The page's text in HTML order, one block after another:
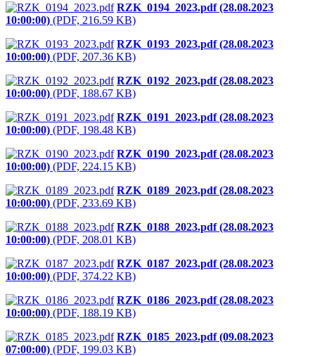
RZK_0194_2023.pdf (28.08.2023
10:00:00) (PDF, 216.59 KB)
RZK_0193_2023.pdf (28.08.2023
10:00:00) (PDF, 207.36 KB)
RZK_0192_2023.pdf (28.08.2023
10:00:00) (PDF, 188.67 KB)
RZK_0191_2023.pdf (28.08.2023
10:00:00) (PDF, 198.48 KB)
RZK_0190_2023.pdf (28.08.2023
10:00:00) (PDF, 224.15 KB)
RZK_0189_2023.pdf (28.08.2023
10:00:00) (PDF, 233.69 KB)
RZK_0188_2023.pdf (28.08.2023
10:00:00) (PDF, 208.01 KB)
RZK_0187_2023.pdf (28.08.2023
10:00:00) (PDF, 374.22 KB)
RZK_0186_2023.pdf (28.08.2023
10:00:00) (PDF, 188.19 KB)
RZK_0185_2023.pdf (09.08.2023
07:00:00) (PDF, 199.03 KB)